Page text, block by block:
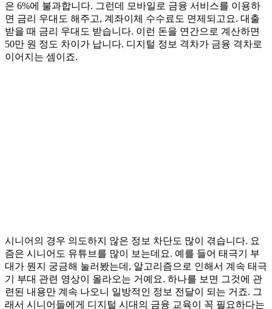
은 6%에 불과합니다. 그런데 모바일로 금융 서비스를 이용하
면 금리 우대도 해주고, 계좌이체 수수료도 면제되고요. 대출
받을 때 금리 우대도 받습니다. 이런 돈을 연간으로 계산하면
50만 원 정도 차이가 납니다. 디지털 정보 격차가 금융 격차로
이어지는 셈이죠.
시니어의 경우 의도하지 않은 정보 차단도 많이 겪습니다. 요
즘은 시니어도 유튜브를 많이 보는데요. 예를 들어 태극기 부
대가 뭔지 궁금해 눌러봤는데, 알고리즘으로 인해서 계속 태극
기 부대 관련 영상이 올라오는 거예요. 하나를 보면 그것에 관
련된 내용만 계속 나오니 일방적인 정보 전달이 되는 거죠. 그
래서 시니어들에게 디지털 시대의 금융 교육이 꼭 필요하다는